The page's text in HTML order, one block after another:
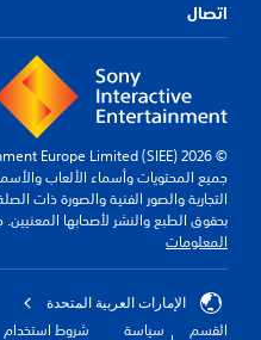
اتصال
© 2026 Sony Interactive Entertainment Europe Limited (SIEE)
جميع المحتويات وأسماء الألعاب
التجارية والصور الفنية والصورة ذات
بحقوق الطبع والنشر لأصحابها
المعلومات
الإمارات العربية المتحدة
القسم سياسة شروط استخدام